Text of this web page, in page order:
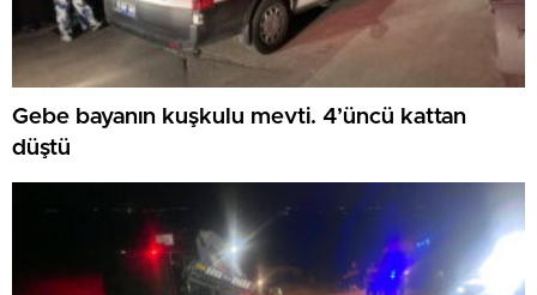
Gebe bayanın kuşkulu mevti. 4’üncü kattan
düştü